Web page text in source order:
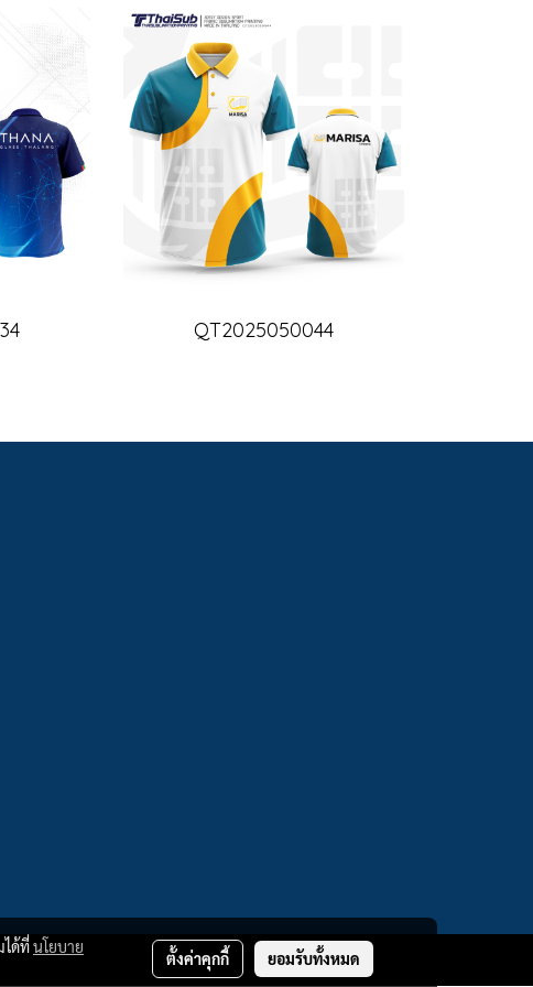
QT2025050044
ได้ที่นโยบาย
ตั้งค่าคุกกี้ ยอมรับทั้งหมด